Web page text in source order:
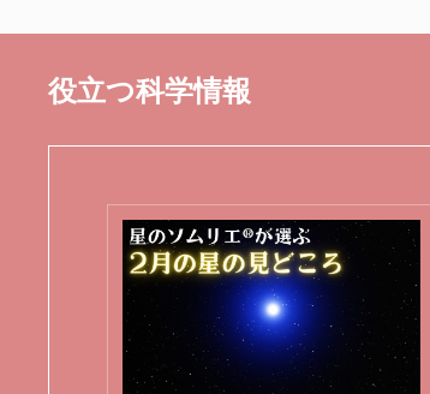
役立つ科学情報